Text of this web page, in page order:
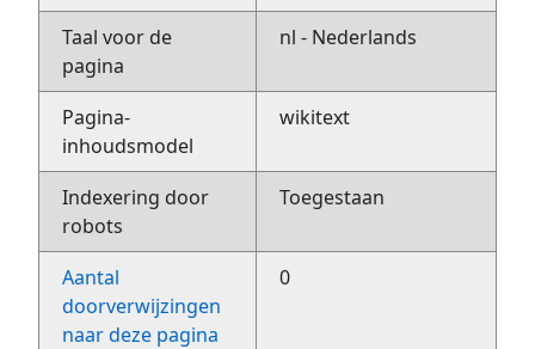
Taal voor de
pagina
nl - Nederlands
Pagina-
inhoudsmodel
wikitext
Indexering door
robots
Toegestaan
Aantal
doorverwijzingen
naar deze pagina
0